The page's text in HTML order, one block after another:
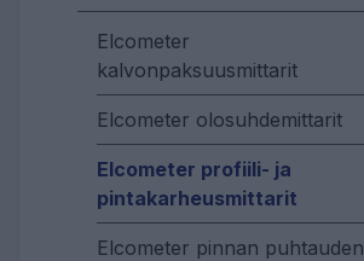
Elcometer
kalvonpaksuusmittarit
Elcometer olosuhdemittarit
Elcometer profiili- ja
pintakarheusmittarit
Elcometer pinnan puhtauden